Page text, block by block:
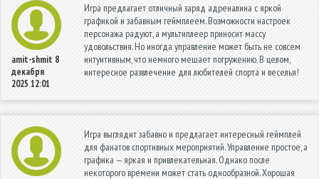
amit-shmit 8
декабря
2025 12:01
Игра предлагает отличный заряд адреналина с яркой
графикой и забавным геймплеем. Возможности настроек
персонажа радуют, а мультиплеер приносит массу
удовольствия. Но иногда управление может быть не совсем
интуитивным, что немного мешает погружению. В целом,
интересное развлечение для любителей спорта и веселья!
Игра выглядит забавно и предлагает интересный геймплей
для фанатов спортивных мероприятий. Управление простое, а
графика — яркая и привлекательная. Однако после
некоторого времени может стать однообразной. Хорошая